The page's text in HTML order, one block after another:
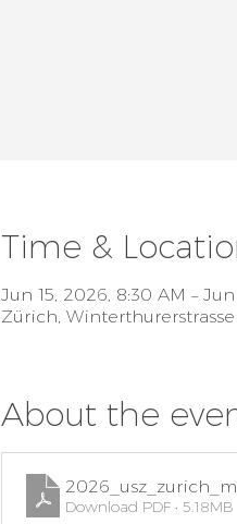
Time &
Jun 15, 2026, 8:30 AM –
Zürich,
About the
Download PDF • 5.18MB